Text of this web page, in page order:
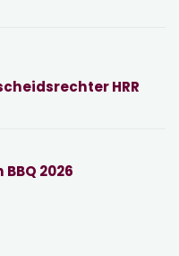
HRR
2026